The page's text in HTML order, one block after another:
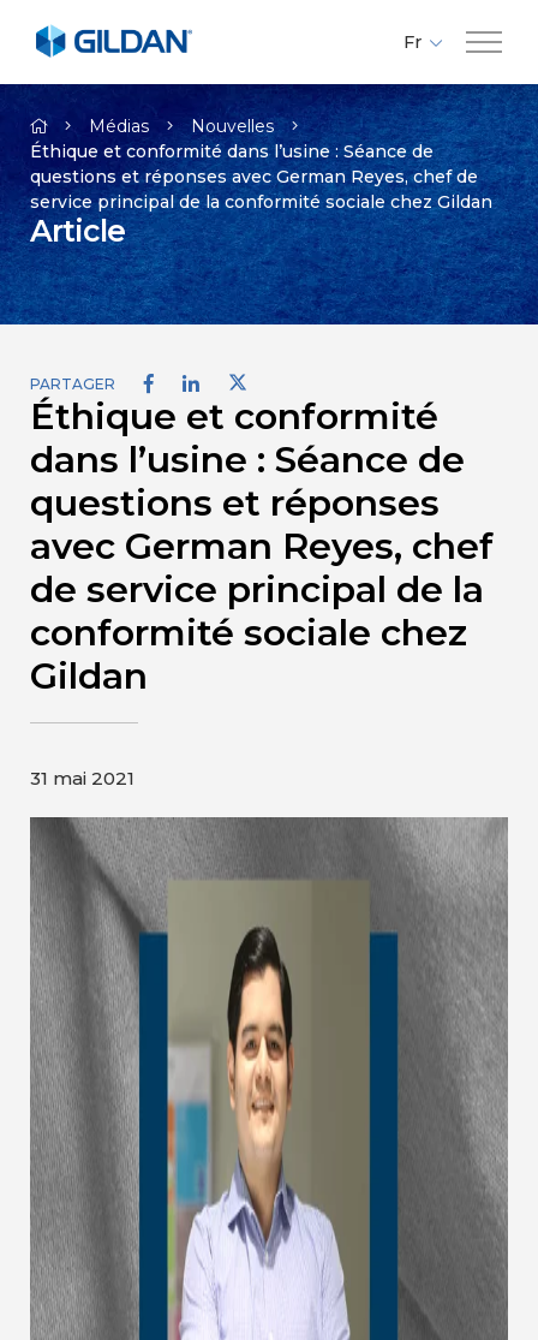
Compagnie
Marques
Investisseurs
Médias
Carrières
Contact
Page d’accueil de Gildan et
HanesBrands
Fr
En
Es
Médias
Nouvelles
Éthique et conformité dans l’usine : Séance de
questions et réponses avec German Reyes, chef de
service principal de la conformité sociale chez Gildan
Article
PARTAGER
Éthique et conformité
dans l’usine : Séance de
questions et réponses
avec German Reyes, chef
de service principal de la
conformité sociale chez
Gildan
31 mai 2021